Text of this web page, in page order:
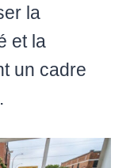
la
et la
un cadre